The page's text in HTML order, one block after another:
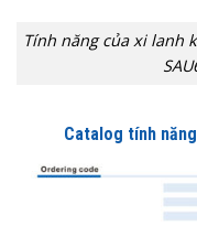
Tính năng của xi lanh
Catalog tính